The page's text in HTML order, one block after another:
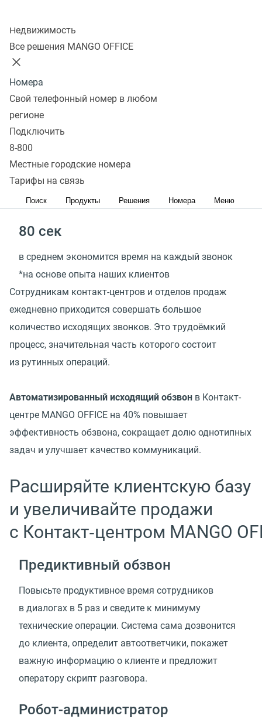
Недвижимость
Все решения MANGO OFFICE
Номера
Свой телефонный номер в любом
регионе
Подключить
8-800
Местные городские номера
Тарифы на связь
Поиск Продукты Решения Номера Меню
в 3 раза
быстрей обрабатывается клиентская база
на 47%
предложений
до 98%
рутинных задач автоматизировано
80 сек
в среднем экономится время на каждый звонок
*на основе опыта наших клиентов
Сотрудникам контакт-центров и отделов продаж
ежедневно приходится совершать большое
количество исходящих звонков. Это трудоёмкий
процесс, значительная часть которого состоит
из рутинных операций.
Автоматизированный исходящий обзвон в Контакт-
центре MANGO OFFICE на 40% повышает
эффективность обзвона, сокращает долю однотипных
задач и улучшает качество коммуникаций.
Расширяйте клиентскую базу
и увеличивайте продажи
с Контакт‑центром MANGO
Предиктивный обзвон
Повысьте продуктивное время сотрудников
в диалогах в 5 раз и сведите к минимуму
технические операции. Система сама дозвонится
до клиента, определит автоответчики, покажет
важную информацию о клиенте и предложит
оператору скрипт разговора.
Робот-администратор